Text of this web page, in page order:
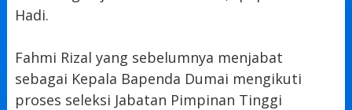
Hadi.
Fahmi Rizal yang sebelumnya menjabat
sebagai Kepala Bapenda Dumai mengikuti
proses seleksi Jabatan Pimpinan Tinggi